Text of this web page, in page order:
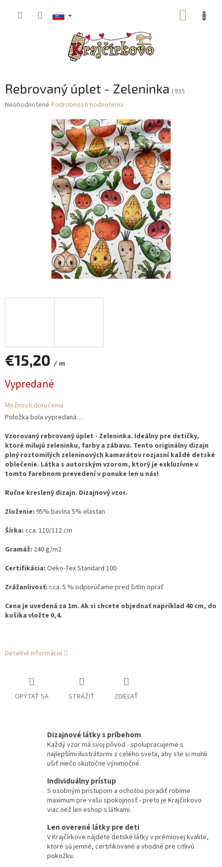
Rebrovaný úplet - Zeleninka 1935
Priemerné
Neohodnotené Podrobnosti hodnotenia
€15,20 / m
cena:
Vypredané
Možnosti doručenia
Položka bola vypredaná…
Vzorovaný rebrovaný úplet - Zeleninka. Ideálny pre detičky,
ktoré milujú zeleninku, farby a zábavu. Tento originálny dizajn
plný roztomilých zeleninových kamarátov rozjasní každé detské
oblečenie. Látka s autorským vzorom, ktorý je exkluzívne v
tomto farebnom prevedení v ponuke len u nás!
Ručne kreslený dizajn. Dizajnový vzor.
Zloženie: 95% bavlna 5% elastan
Šírka: cca. 110/112 cm
Gramáž: 240 g/m2
Certifikácia: Oeko-Tex Standard 100
Zrážanlivosť: cca. 5 % odporúčame pred šitím oprať
Cena je uvedená za 1m. Ak si chcete objednať napríklad 40 cm, do
košíka vložte 0,4.
Detailné informácie
OPÝTAŤ SA STRÁŽIŤ ZDIEĽAŤ
Dizajnové látky s príbehom
Každý vzor má svoj pôvod - spolupracujeme s
najlepšími ilustrátormi z celého sveta, aby ste si mohli
ušiť niečo skutočne výnimočné.
Individuálny prístup
S osobným prístupom a ochotou poradiť robíme
maximum pre vašu spokojnosť - preto je Krajčírkovo
viac než len eshop s látkami.
Len overené látky pre deti
V Krajčírkove nájdete detské látky v prémiovej kvalite,
ktoré sú jemné, certifikované a vhodné pre citlivú
pokožku.